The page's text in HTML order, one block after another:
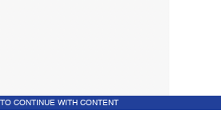
CONTINUE WITH CONTENT